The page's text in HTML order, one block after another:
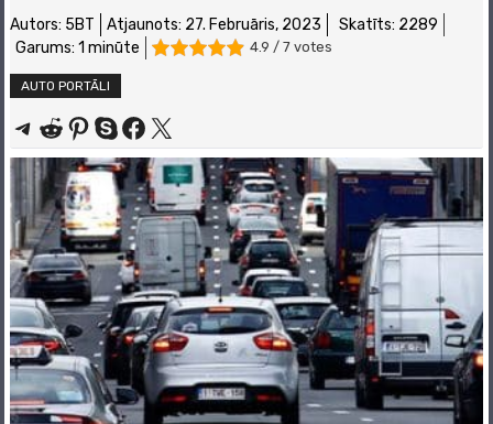
Autors: 5BT Atjaunots: 27. Februāris, 2023
Skatīts: 2289
Garums: 1 minūte
4.9 / 7 votes
AUTO PORTĀLI
Share on Telegram
Share on Reddit
Share on Pinterest
Share on SkypeShare on Facebook
Share on X